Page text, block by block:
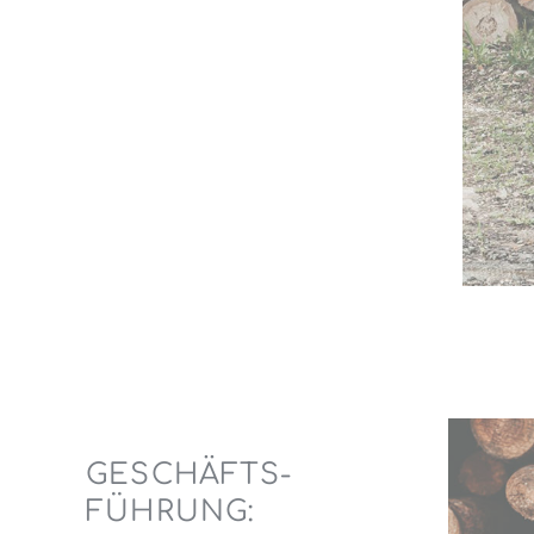
GESCHÄFTS-
FÜHRUNG: